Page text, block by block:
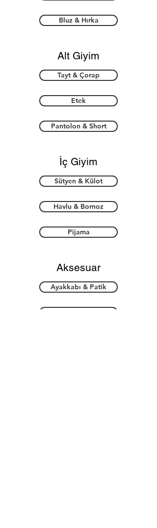
Bluz & Hırka
Alt Giyim
Tayt & Çorap
Etek
Pantolon & Short
İç Giyim
Sütyen & Külot
Havlu & Bornoz
Pijama
Aksesuar
Ayakkabı & Patik